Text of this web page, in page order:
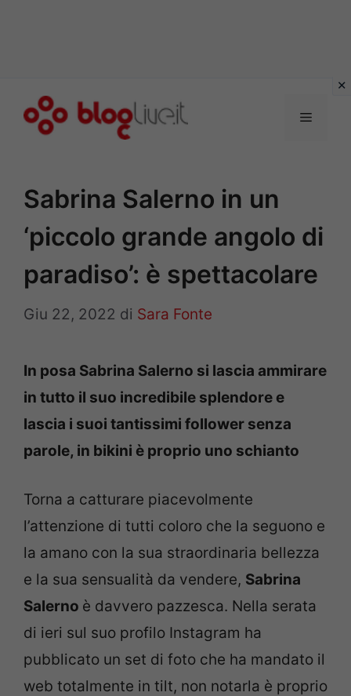
Menu
Sabrina Salerno in un
‘piccolo grande angolo di
paradiso’: è spettacolare
Giu 22, 2022 di Sara Fonte
In posa Sabrina Salerno si lascia ammirare
in tutto il suo incredibile splendore e
lascia i suoi tantissimi follower senza
parole, in bikini è proprio uno schianto
Torna a catturare piacevolmente
l’attenzione di tutti coloro che la seguono e
la amano con la sua straordinaria bellezza
e la sua sensualità da vendere, Sabrina
Salerno è davvero pazzesca. Nella serata
di ieri sul suo profilo Instagram ha
pubblicato un set di foto che ha mandato il
web totalmente in tilt, non notarla è proprio